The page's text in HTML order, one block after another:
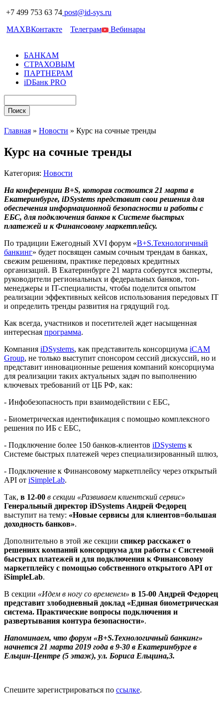
+7 499 753 63 74 post@id-sys.ru
MAXВКонтакте Телеграм Вебинары
БАНКАМ
СТРАХОВЫМ
ПАРТНЕРАМ
iDБанк PRO
Главная » Новости » Курс на сочные тренды
Курс на сочные тренды
Категория: Новости
На конференции B+S, которая состоится 21 марта в
Екатеринбурге, iDSystems представит свои решения для
обеспечения информационной безопасности и работы с
ЕБС, для подключения банков к Системе быстрых
платежей и к Финансовому маркетплейсу.
По традиции Ежегодный XVI форум «B+S.Технологичный
банкинг» будет посвящен самым сочным трендам в банках,
свежим решениям, практике передовых кредитных
организаций. В Екатеринбурге 21 марта соберутся эксперты,
руководители региональных и федеральных банков, топ-
менеджеры и IT-специалисты, чтобы поделится опытом
реализации эффективных кейсов использования передовых IT
и определить тренды развития на грядущий год.
Как всегда, участников и посетителей ждет насыщенная
интересная программа.
Компания iDSystems, как представитель консорциума iCAM
Group, не только выступит спонсором сессий дискуссий, но и
представит инновационные решения компаний консорциума
для реализации таких актуальных задач по выполнению
ключевых требований от ЦБ РФ, как:
- Инфобезопасность при взаимодействии с ЕБС,
- Биометрическая идентификация с помощью комплексного
решения по ИБ с ЕБС,
- Подключение более 150 банков-клиентов iDSystems к
Системе быстрых платежей через специализированный шлюз,
- Подключение к Финансовому маркетплейсу через открытый
API от iSimpleLab.
Так, в 12-00 в секции «Развиваем клиентский сервис»
Генеральный директор iDSystems Андрей Федорец
выступит на тему: «Новые сервисы для клиентов=большая
доходность банков».
Дополнительно в этой же секции спикер расскажет о
решениях компаний консорциума для работы с Системой
быстрых платежей и для подключения к Финансовому
маркетплейсу с помощью собственного открытого API от
iSimpleLab.
В секции «Идем в ногу со временем» в 15-00 Андрей Федорец
представит злободневный доклад «Единая биометрическая
система. Практические вопросы подключения и
развертывания контура безопасности».
Напоминаем, что форум «B+S.Технологичный банкинг»
начнется 21 марта 2019 года в 9-30 в Екатеринбурге в
Ельцин-Центре (5 этаж), ул. Бориса Ельцина,3.
Спешите зарегистрироваться по ссылке.